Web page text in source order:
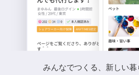
みんなでつくる、新しい暮